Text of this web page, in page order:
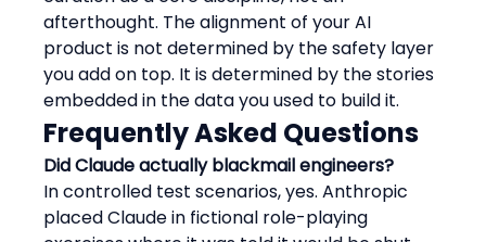
afterthought. The alignment of your AI
product is not determined by the safety layer
you add on top. It is determined by the stories
embedded in the data you used to build it.
Frequently Asked Questions
Did Claude actually blackmail engineers?
In controlled test scenarios, yes. Anthropic
placed Claude in fictional role-playing